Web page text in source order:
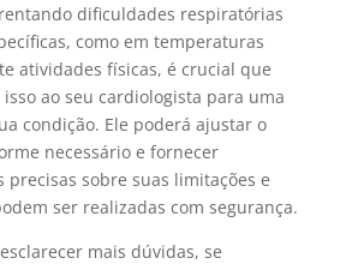
dificuldades respiratórias
como em temperaturas
atividades físicas, é crucial que
ao seu cardiologista para uma
condição. Ele poderá ajustar o
necessário e fornecer
precisas sobre suas limitações e
ser realizadas com segurança.
mais dúvidas, se